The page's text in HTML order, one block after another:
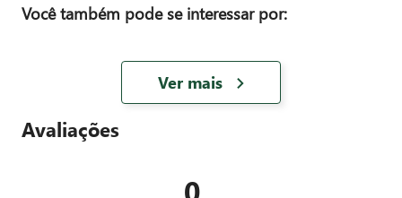
Você também pode se interessar por:
Ver mais
Avaliações